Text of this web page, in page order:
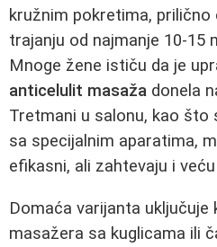
kružnim pokretima,
trajanju od najmanje 10-15
Mnoge žene ističu da je
anticelulit masaža donela
Tretmani u salonu, kao što
sa specijalnim aparatima,
efikasni, ali zahtevaju i
Domaća varijanta uključuje
masažera sa kuglicama ili